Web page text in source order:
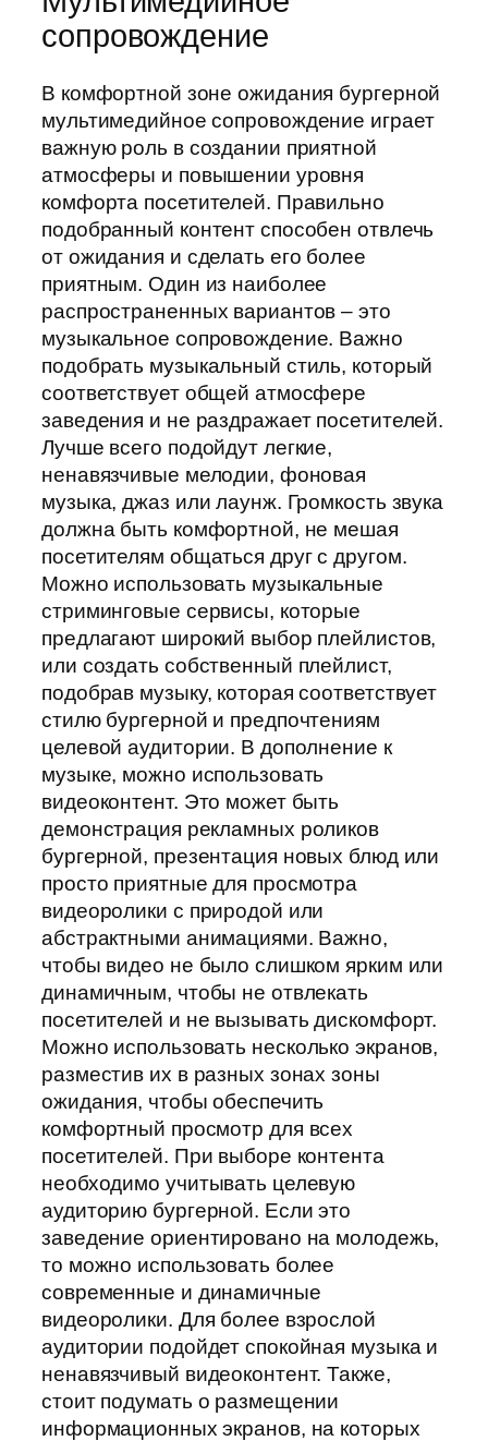
сопровождение
В комфортной зоне ожидания бургерной
мультимедийное сопровождение играет
важную роль в создании приятной
атмосферы и повышении уровня
комфорта посетителей. Правильно
подобранный контент способен отвлечь
от ожидания и сделать его более
приятным. Один из наиболее
распространенных вариантов – это
музыкальное сопровождение. Важно
подобрать музыкальный стиль, который
соответствует общей атмосфере
заведения и не раздражает посетителей.
Лучше всего подойдут легкие,
ненавязчивые мелодии, фоновая
музыка, джаз или лаунж. Громкость звука
должна быть комфортной, не мешая
посетителям общаться друг с другом.
Можно использовать музыкальные
стриминговые сервисы, которые
предлагают широкий выбор плейлистов,
или создать собственный плейлист,
подобрав музыку, которая соответствует
стилю бургерной и предпочтениям
целевой аудитории. В дополнение к
музыке, можно использовать
видеоконтент. Это может быть
демонстрация рекламных роликов
бургерной, презентация новых блюд или
просто приятные для просмотра
видеоролики с природой или
абстрактными анимациями. Важно,
чтобы видео не было слишком ярким или
динамичным, чтобы не отвлекать
посетителей и не вызывать дискомфорт.
Можно использовать несколько экранов,
разместив их в разных зонах зоны
ожидания, чтобы обеспечить
комфортный просмотр для всех
посетителей. При выборе контента
необходимо учитывать целевую
аудиторию бургерной. Если это
заведение ориентировано на молодежь,
то можно использовать более
современные и динамичные
видеоролики. Для более взрослой
аудитории подойдет спокойная музыка и
ненавязчивый видеоконтент. Также,
стоит подумать о размещении
информационных экранов, на которых